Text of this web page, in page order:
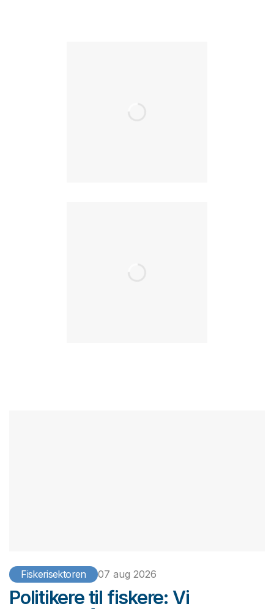
Fiskerisektoren 07 aug 2026
Politikere til fiskere: Vi